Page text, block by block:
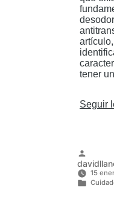
tener
Seguir
por 15